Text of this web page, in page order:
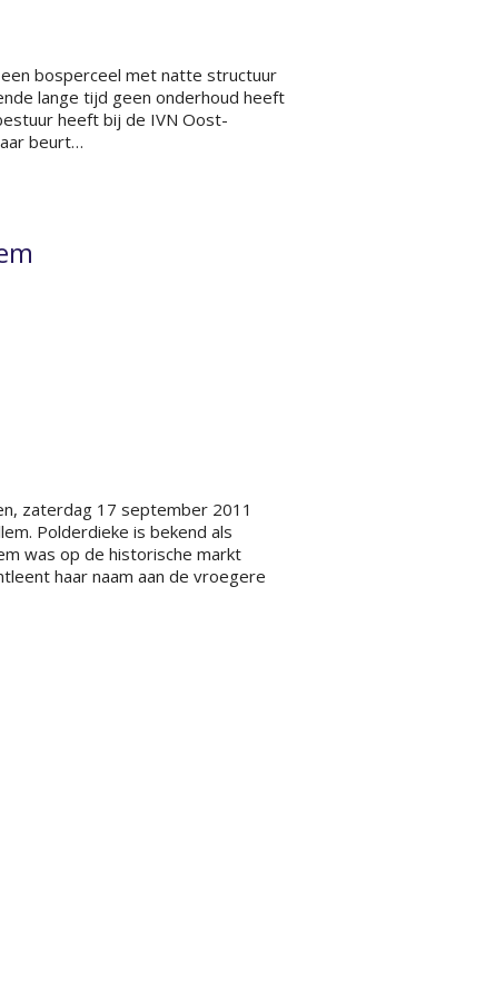
bosperceel met natte structuur
lange tijd geen onderhoud heeft
heeft bij de IVN Oost-
beurt…
zaterdag 17 september 2011
Polderdieke is bekend als
was op de historische markt
haar naam aan de vroegere